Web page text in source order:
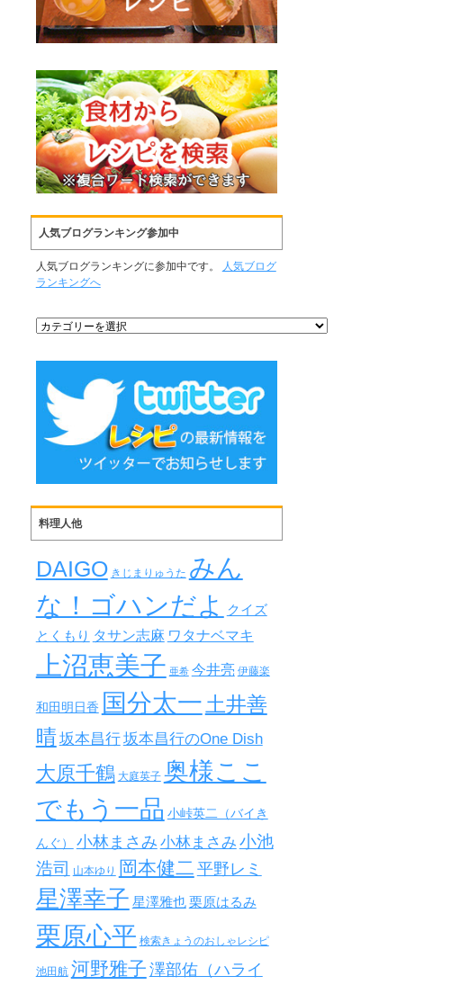
人気ブログランキング参加中
人気ブログランキングに参加中です。
人気ブログ
ランキングへ
料理人他
DAIGO きじまりゅうた みん
な！ゴハンだよ
クイズ
とくもり タサン志麻 ワタナベマキ
上沼恵美子 亜希 今井亮 伊藤楽
和田明日香 国分太一土井善
晴坂本昌行坂本昌行のOne Dish
大原千鶴 大庭英子 奥様ここ
でもう一品 小峠英二（バイき
んぐ） 小林まさみ 小林まさみ 小池
浩司 山本ゆり 岡本健二 平野レミ
星澤幸子 星澤雅也 栗原はるみ
栗原心平 検索きょうのおしゃレシピ
池田航 河野雅子 澤部佑（ハライ